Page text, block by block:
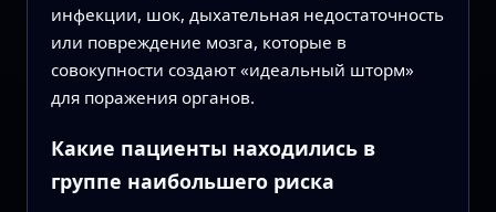
инфекции, шок, дыхательная недостаточность
или повреждение мозга, которые в
совокупности создают «идеальный шторм»
для поражения органов.
Какие пациенты находились в
группе наибольшего риска